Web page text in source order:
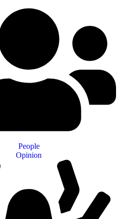
People
Opinion